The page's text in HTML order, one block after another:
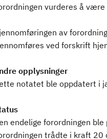
vurderes å
av
ved forskrift
opplysninger
notatet ble oppdatert i
endelige forordningen
trådte i kraft 20